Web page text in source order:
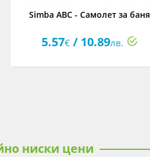
Simba ABC - Самолет за баня
5.57€/ 10.89лв.
ниски цени